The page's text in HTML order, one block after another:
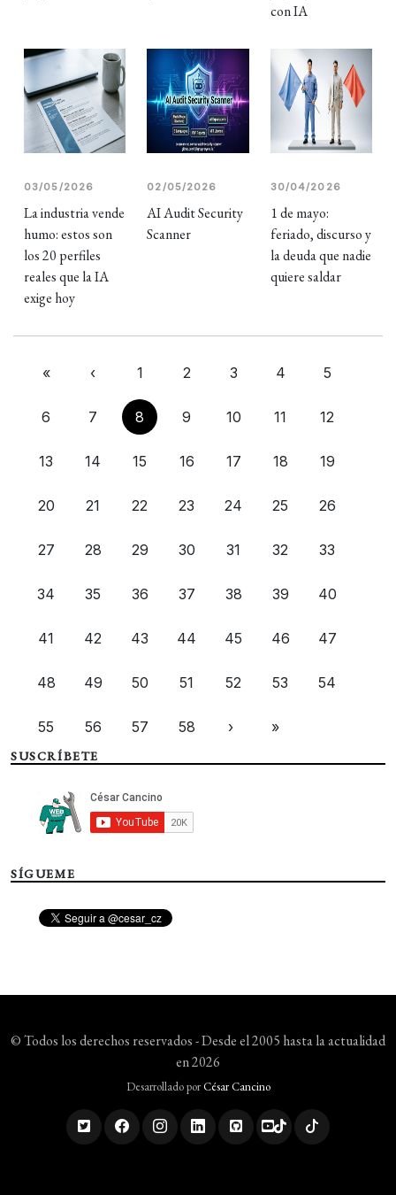
con IA
03/05/2026
La industria vende
humo: estos son
los 20 perfiles
reales que la IA
exige hoy
02/05/2026
AI Audit Security
Scanner
30/04/2026
1 de mayo:
feriado, discurso y
la deuda que nadie
quiere saldar
« ‹ 1 2 3 4 5
6 7 8 9 10 11 12
13 14 15 16 17 18 19
20 21 22 23 24 25 26
27 28 29 30 31 32 33
34 35 36 37 38 39 40
41 42 43 44 45 46 47
48 49 50 51 52 53 54
55 56 57 58 › »
SUSCRÍBETE
SÍGUEME
© Todos los derechos reservados - Desde el 2005 hasta la actualidad
en 2026
Desarrollado porCésar Cancino